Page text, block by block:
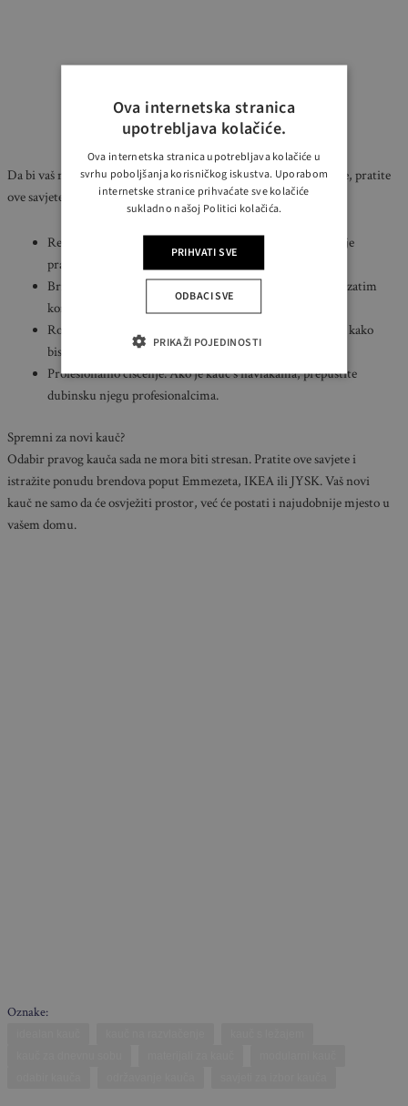
Da bi vaš novi kauč izgledao besprijekorno i nakon duže upotrebe, pratite
ove savjete:
Redovito usisavanje: Koristite mekanu četku za uklanjanje
prašine.
Brza reakcija na mrlje: Uklonite višak tekućine odmah, a zatim
koristite blag rastvor deterdženta i vode.
Rotacija jastuka: Povremeno okrenite i protresite jastuke kako
biste zadržali njihovu formu.
Profesionalno čišćenje: Ako je kauč s navlakama, prepustite
dubinsku njegu profesionalcima.
Spremni za novi kauč?
Odabir pravog kauča sada ne mora biti stresan. Pratite ove savjete i
istražite ponudu brendova poput Emmezeta, IKEA ili JYSK. Vaš novi
kauč ne samo da će osvježiti prostor, već će postati i najudobnije mjesto u
vašem domu.
Oznake:
Ova internetska stranica
upotrebljava kolačiće.
Ova internetska stranica upotrebljava kolačiće u
svrhu poboljšanja korisničkog iskustva. Uporabom
internetske stranice prihvaćate sve kolačiće
sukladno našoj Politici kolačića.
PRIHVATI SVE
ODBACI SVE
PRIKAŽI POJEDINOSTI